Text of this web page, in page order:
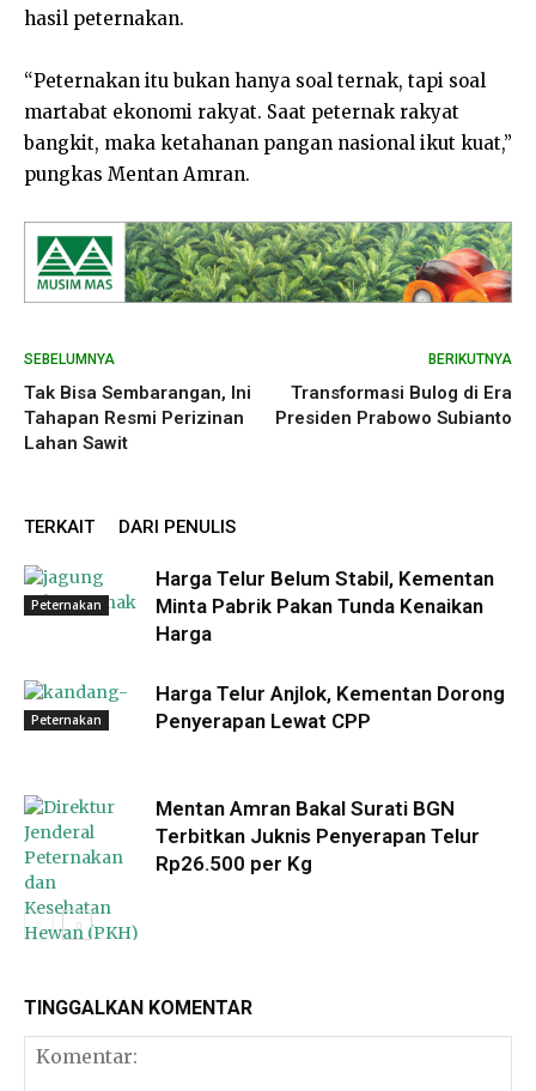
hasil peternakan.
“Peternakan itu bukan hanya soal ternak, tapi soal
martabat ekonomi rakyat. Saat peternak rakyat
bangkit, maka ketahanan pangan nasional ikut kuat,”
pungkas Mentan Amran.
SEBELUMNYA
Tak Bisa Sembarangan, Ini
Tahapan Resmi Perizinan
Lahan Sawit
BERIKUTNYA
Transformasi Bulog di Era
Presiden Prabowo Subianto
TERKAIT DARI PENULIS
Peternakan
Harga Telur Belum Stabil, Kementan
Minta Pabrik Pakan Tunda Kenaikan
Harga
Peternakan
Harga Telur Anjlok, Kementan Dorong
Penyerapan Lewat CPP
Peternakan
Mentan Amran Bakal Surati BGN
Terbitkan Juknis Penyerapan Telur
Rp26.500 per Kg
TINGGALKAN KOMENTAR